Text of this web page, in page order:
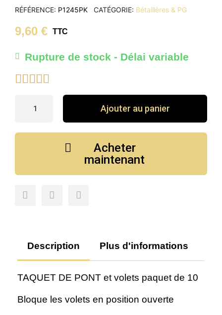
RÉFÉRENCE P1245PK CATÉGORIE Bétaillères & PG
9,60 € TTC
Rupture de stock - Délai variable

Ajouter au panier
Acheter
maintenant
Description Plus d'informations
TAQUET DE PONT et volets paquet de 10
Bloque les volets en position ouverte